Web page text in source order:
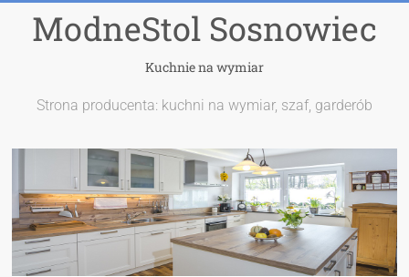
ModneStol Sosnowiec
Kuchnie na wymiar
Strona producenta: kuchni na wymiar, szaf, garderób